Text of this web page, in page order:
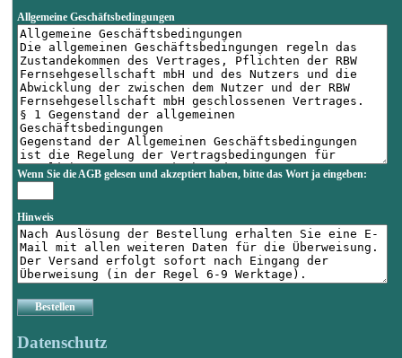
Allgemeine Geschäftsbedingungen
Wenn Sie die AGB gelesen und akzeptiert haben, bitte das Wort ja eingeben:
Hinweis
Bestellen
Datenschutz